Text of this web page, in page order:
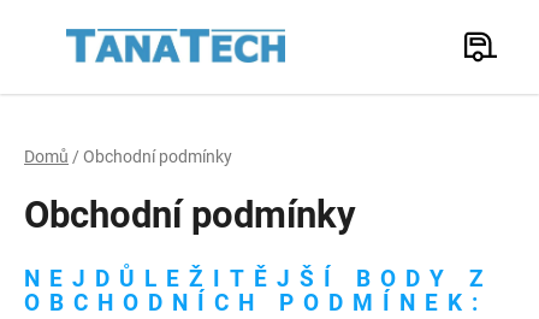
Hledat
Domů / Obchodní podmínky
Obchodní podmínky
NEJDŮLEŽITĚJŠÍ BODY Z
OBCHODNÍCH PODMÍNEK: